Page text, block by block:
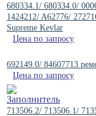
680334.1/ 680334.0/
1424212/ A62776/
Supreme Kevlar
Цена по запросу
692149.0/ 84607713
Цена по запросу
713506.2/ 713506.1/